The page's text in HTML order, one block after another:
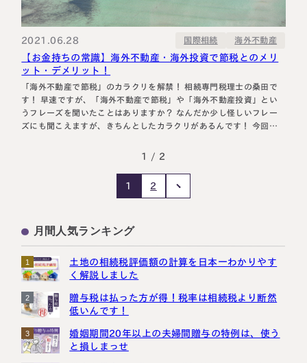
2021.06.28 国際相続 海外不動産
【お金持ちの常識】海外不動産・海外投資で節税とのメリ
ット・デメリット！
「海外不動産で節税」のカラクリを解禁！ 相続専門税理士の桑田で
す！ 早速ですが、「海外不動産で節税」や「海外不動産投資」とい
うフレーズを聞いたことはありますか？ なんだか少し怪しいフレー
ズにも聞こえますが、きちんとしたカラクリがあるんです！ 今回
ら、そのメリット・デメリットを解禁します。成功事例・失敗事例を
1 / 2
1 2
月間人気ランキング
1
土地の相続税評価額の計算を日本一わかりやす
く解説しました
2
贈与税は払った方が得！税率は相続税より断然
低いんです！
3
婚姻期間20年以上の夫婦間贈与の特例は、使う
と損しまっせ